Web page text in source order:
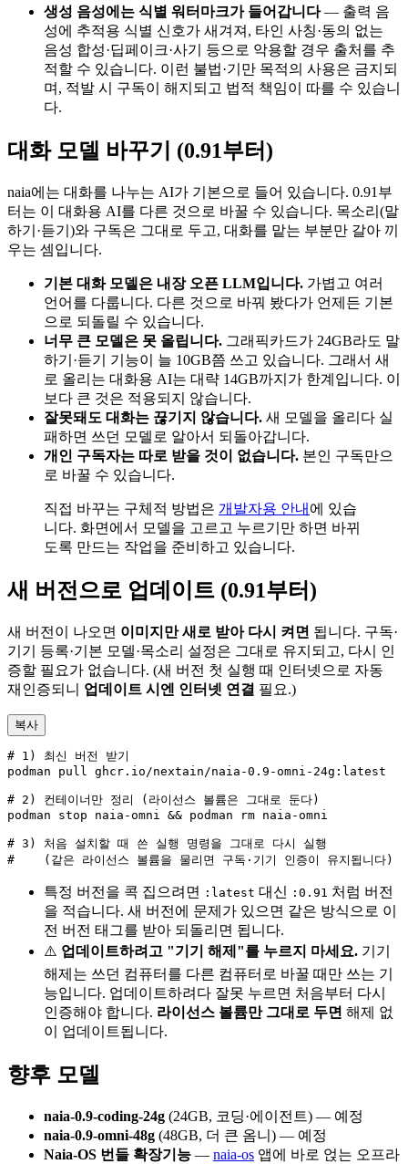
생성 음성에는 식별 워터마크가 들어갑니다— 출력 음
성에 추적용 식별 신호가 새겨져, 타인 사칭·동의 없는
음성 합성·딥페이크·사기 등으로 악용할 경우 출처를 추
적할 수 있습니다. 이런 불법·기만 목적의 사용은 금지되
며, 적발 시 구독이 해지되고 법적 책임이 따를 수 있습니
다.
대화 모델 바꾸기 (0.91부터)
naia에는 대화를 나누는 AI가 기본으로 들어 있습니다. 0.91부
터는 이 대화용 AI를 다른 것으로 바꿀 수 있습니다. 목소리(말
하기·듣기)와 구독은 그대로 두고, 대화를 맡는 부분만 갈아 끼
우는 셈입니다.
기본 대화 모델은 내장 오픈 LLM입니다. 가볍고 여러
언어를 다룹니다. 다른 것으로 바꿔 봤다가 언제든 기본
으로 되돌릴 수 있습니다.
너무 큰 모델은 못 올립니다. 그래픽카드가 24GB라도 말
하기·듣기 기능이 늘 10GB쯤 쓰고 있습니다. 그래서 새
로 올리는 대화용 AI는 대략 14GB까지가 한계입니다. 이
보다 큰 것은 적용되지 않습니다.
잘못돼도 대화는 끊기지 않습니다. 새 모델을 올리다 실
패하면 쓰던 모델로 알아서 되돌아갑니다.
개인 구독자는 따로 받을 것이 없습니다. 본인 구독만으
로 바꿀 수 있습니다.
직접 바꾸는 구체적 방법은 개발자용 안내 에 있습
니다. 화면에서 모델을 고르고 누르기만 하면 바뀌
도록 만드는 작업을 준비하고 있습니다.
새 버전으로 업데이트 (0.91부터)
새 버전이 나오면 이미지만 새로 받아 다시 켜면 됩니다. 구독·
기기 등록·기본 모델·목소리 설정은 그대로 유지되고, 다시 인
증할 필요가 없습니다. (새 버전 첫 실행 때 인터넷으로 자동
재인증되니 업데이트 시엔 인터넷 연결 필요.)
복사
# 1) 최신 버전 받기
podman pull ghcr.io/nextain/naia-0.9-omni-24g:latest
# 2) 컨테이너만 정리 (라이선스 볼륨은 그대로 둔다)
podman stop naia-omni && podman rm naia-omni
# 3) 처음 설치할 때 쓴 실행 명령을 그대로 다시 실행
특정 버전을 콕 집으려면 :latest 대신 :0.91 처럼 버전
을 적습니다. 새 버전에 문제가 있으면 같은 방식으로 이
전 버전 태그를 받아 되돌리면 됩니다.
⚠️ 업데이트하려고 "기기 해제"를 누르지 마세요. 기기
해제는 쓰던 컴퓨터를 다른 컴퓨터로 바꿀 때만 쓰는 기
능입니다. 업데이트하려다 잘못 누르면 처음부터 다시
인증해야 합니다. 라이선스 볼륨만 그대로 두면 해제 없
이 업데이트됩니다.
향후 모델
naia-0.9-coding-24g (24GB, 코딩·에이전트) — 예정
naia-0.9-omni-48g (48GB, 더 큰 옴니) — 예정
Naia-OS 번들 확장기능 — naia-os 앱에 바로 얹는 오프라